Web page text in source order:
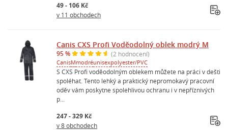
49 - 106 Kč
v 11 obchodech
Canis CXS Profi Voděodolný oblek modrý M
95 % (2 hodnocení)
CanisMmodréunisexpolyester/PVC
S CXS Profi voděodolným oblekem můžete na práci v dešti
spoléhat. Tento lehký a praktický nepromokavý pracovní
oděv vám poskytne spolehlivou ochranu i v nepříznivých
p...
247 - 329 Kč
v 8 obchodech